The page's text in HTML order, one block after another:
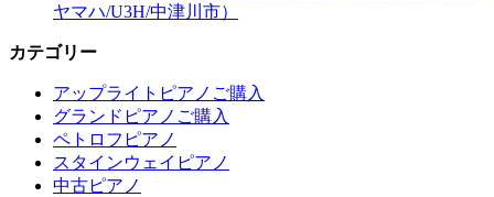
ヤマハ/U3H/中津川市）
カテゴリー
アップライトピアノご購入
グランドピアノご購入
ペトロフピアノ
スタインウェイピアノ
中古ピアノ